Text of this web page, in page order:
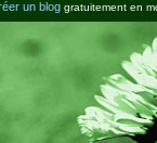
un blog gratuitement en